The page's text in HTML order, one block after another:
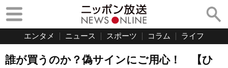
エンタメ ニュース スポーツ コラム ライフ
誰が買うのか？偽サインにご用心！ 【ひ